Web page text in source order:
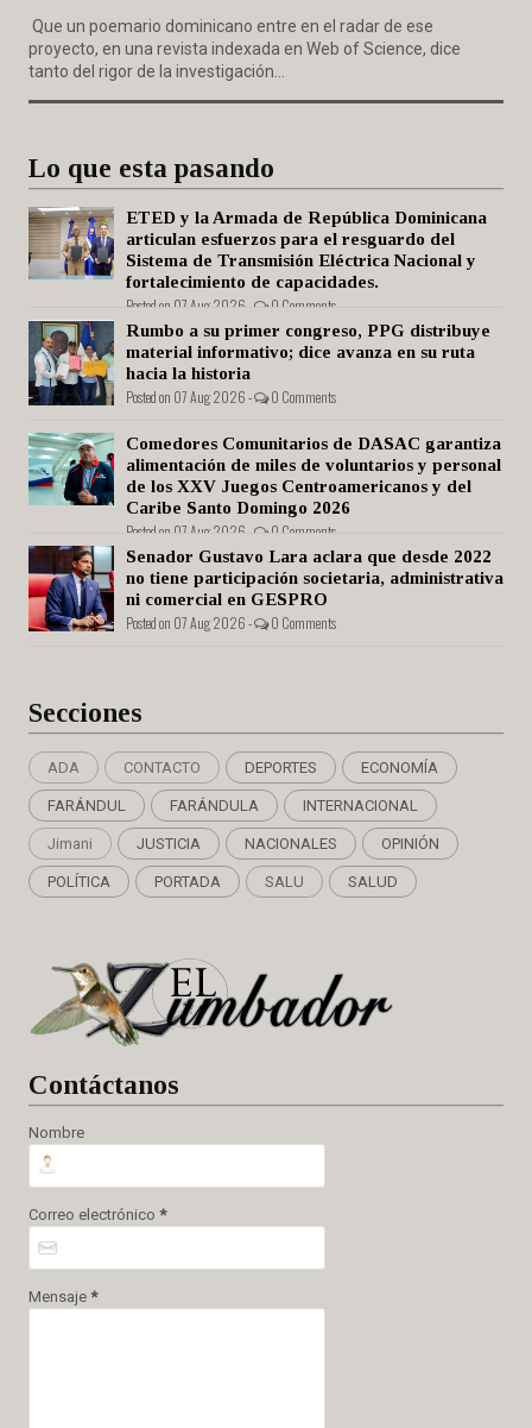
Que un poemario dominicano entre en el radar de ese
proyecto, en una revista indexada en Web of Science, dice
tanto del rigor de la investigación...
Lo que esta pasando
ETED y la Armada de República Dominicana
articulan esfuerzos para el resguardo del
Sistema de Transmisión Eléctrica Nacional y
fortalecimiento de capacidades.
Posted on 07 Aug 2026 - 0 Comments
Rumbo a su primer congreso, PPG distribuye
material informativo; dice avanza en su ruta
hacia la historia
Posted on 07 Aug 2026 - 0 Comments
Comedores Comunitarios de DASAC garantiza
alimentación de miles de voluntarios y personal
de los XXV Juegos Centroamericanos y del
Caribe Santo Domingo 2026
Posted on 07 Aug 2026 - 0 Comments
Senador Gustavo Lara aclara que desde 2022
no tiene participación societaria, administrativa
ni comercial en GESPRO
Posted on 07 Aug 2026 - 0 Comments
Secciones
ADA CONTACTO DEPORTES ECONOMÍA
FARÁNDUL FARÁNDULA INTERNACIONAL
Jimani JUSTICIA NACIONALES OPINIÓN
POLÍTICA PORTADA SALU SALUD
Contáctanos
Nombre
Correo electrónico *
Mensaje *